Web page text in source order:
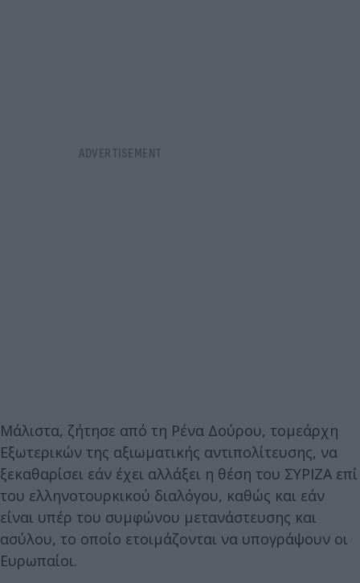
Μάλιστα, ζήτησε από τη Ρένα Δούρου, τομεάρχη
Εξωτερικών της αξιωματικής αντιπολίτευσης, να
ξεκαθαρίσει εάν έχει αλλάξει η θέση του ΣΥΡΙΖΑ επί
του ελληνοτουρκικού διαλόγου, καθώς και εάν
είναι υπέρ του συμφώνου μετανάστευσης και
ασύλου, το οποίο ετοιμάζονται να υπογράψουν οι
Ευρωπαίοι.